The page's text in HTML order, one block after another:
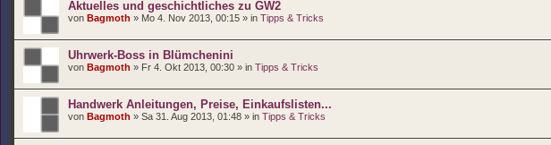
Aktuelles und geschichtliches zu GW2
von Bagmoth » Mo 4. Nov 2013, 00:15 » in Tipps & Tricks
Uhrwerk-Boss in Blümchenini
von Bagmoth » Fr 4. Okt 2013, 00:30 » in Tipps & Tricks
Handwerk Anleitungen, Preise, Einkaufslisten...
von Bagmoth » Sa 31. Aug 2013, 01:48 » in Tipps & Tricks